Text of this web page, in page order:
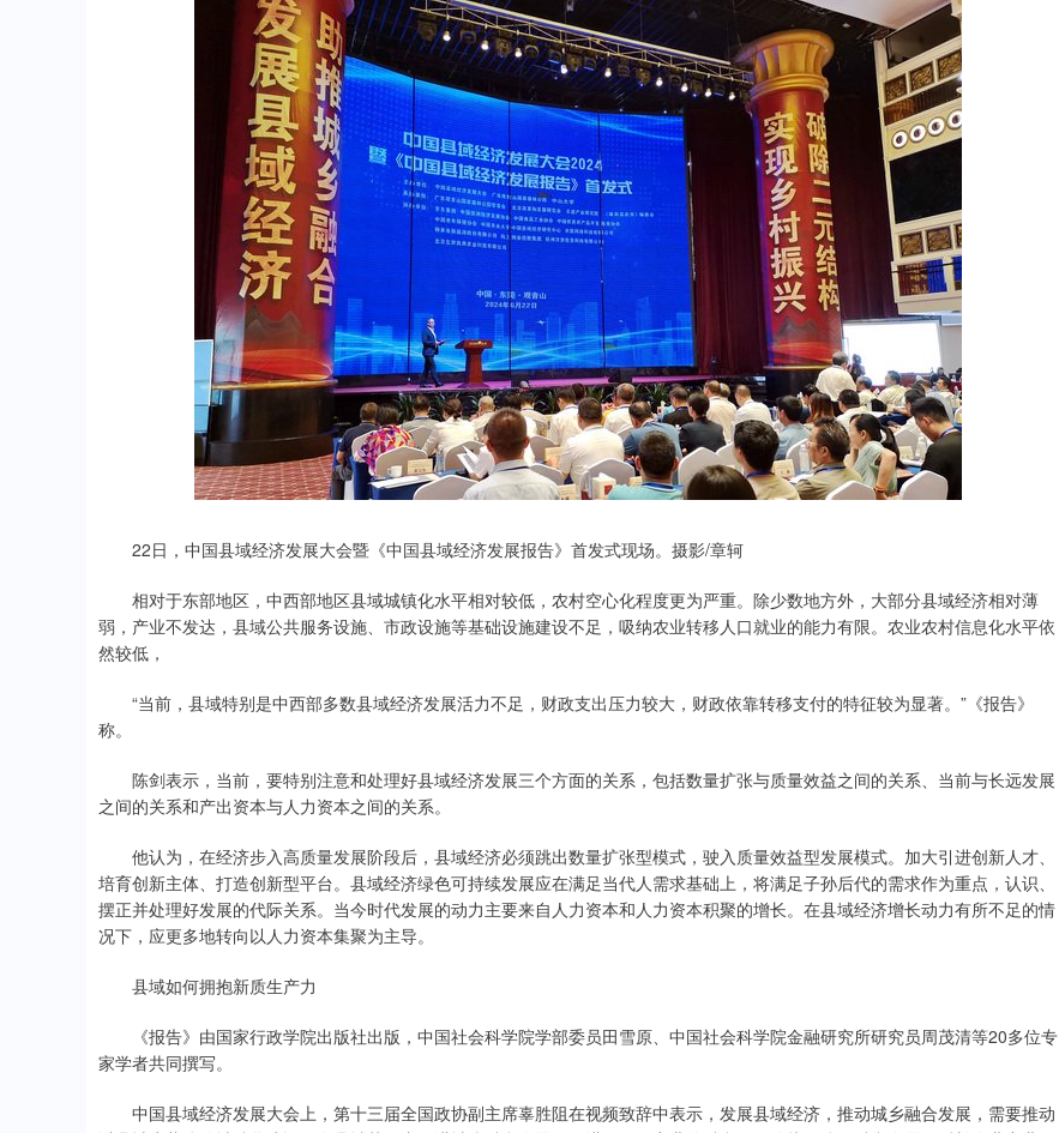
22日，中国县域经济发展大会暨《中国县域经济发展报告》首发式现场。摄影/章轲
相对于东部地区，中西部地区县域城镇化水平相对较低，农村空心化程度更为严重。除少数地方外，大部分县域经济相对薄
弱，产业不发达，县域公共服务设施、市政设施等基础设施建设不足，吸纳农业转移人口就业的能力有限。农业农村信息化水平依
然较低，
“当前，县域特别是中西部多数县域经济发展活力不足，财政支出压力较大，财政依靠转移支付的特征较为显著。”《报告》
称。
陈剑表示，当前，要特别注意和处理好县域经济发展三个方面的关系，包括数量扩张与质量效益之间的关系、当前与长远发展
之间的关系和产出资本与人力资本之间的关系。
他认为，在经济步入高质量发展阶段后，县域经济必须跳出数量扩张型模式，驶入质量效益型发展模式。加大引进创新人才、
培育创新主体、打造创新型平台。县域经济绿色可持续发展应在满足当代人需求基础上，将满足子孙后代的需求作为重点，认识、
摆正并处理好发展的代际关系。当今时代发展的动力主要来自人力资本和人力资本积聚的增长。在县域经济增长动力有所不足的情
况下，应更多地转向以人力资本集聚为主导。
县域如何拥抱新质生产力
《报告》由国家行政学院出版社出版，中国社会科学院学部委员田雪原、中国社会科学院金融研究所研究员周茂清等20多位专
家学者共同撰写。
中国县域经济发展大会上，第十三届全国政协副主席辜胜阻在视频致辞中表示，发展县域经济，推动城乡融合发展，需要推动